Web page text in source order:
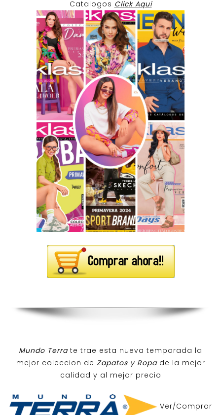
Catalogos Click Aqui
Mundo Terra te trae esta nueva temporada la
mejor coleccion de Zapatos y Ropa de la mejor
calidad y al mejor precio
Ver/Comprar